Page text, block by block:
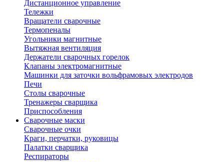
Дистанционное управление
Тележки
Вращатели сварочные
Термопеналы
Угольники магнитные
Вытяжная вентиляция
Держатели сварочных горелок
Клапаны электромагнитные
Машинки для заточки вольфрамовых электродов
Печи
Столы сварочные
Тренажеры сварщика
Приспособления
Сварочные маски
Сварочные очки
Краги, перчатки, руковицы
Палатки сварщика
Респираторы